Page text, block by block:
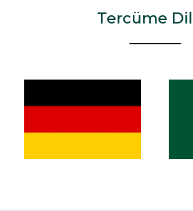
Tercüme